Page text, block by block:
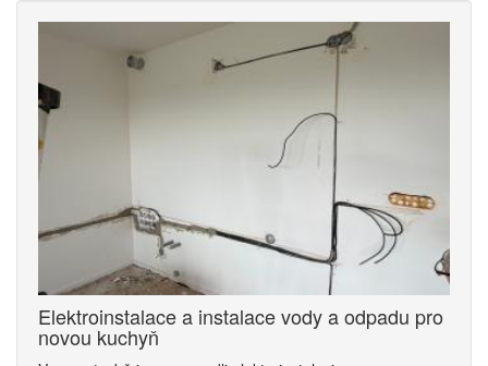
Elektroinstalace a instalace vody a odpadu pro
novou kuchyň